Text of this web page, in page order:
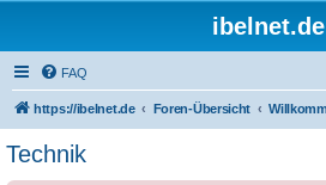
ibelnet.de
FAQ
https://ibelnet.de Foren-Übersicht
Technik